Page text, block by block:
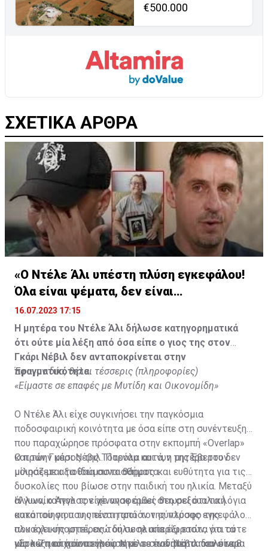
€500.000
ΣΧΕΤΙΚΑ ΑΡΘΡΑ
«Ο Ντέλε Άλι υπέστη πλύση εγκεφάλου!
Όλα είναι ψέματα, δεν είναι
υιοθετημένος»
16.07.2023 17:15
Η μητέρα του Ντέλε Άλι δήλωσε κατηγορηματικά
ότι ούτε μία λέξη από όσα είπε ο γιος της στον
Γκάρι Νέβιλ δεν ανταποκρίνεται στην
πραγματικότητα.
Έφυγαν δύο, θέλει τέσσερις (πληροφορίες)
«Είμαστε σε επαφές με Μυτίδη και Οικονομίδη»
Ο Ντέλε Άλι είχε συγκινήσει την παγκόσμια
ποδοσφαιρική κοινότητα με όσα είπε στη συνέντευξη
που παραχώρησε πρόσφατα στην εκπομπή «Overlap»
και τον Γκάρι Νέβιλ. Παρόλα αυτά, η μητέρα του δεν
μοιράζεται τα ίδια συναισθήματα.
Ο πρώην μέσος της Τότεναμ και νυν της Έβερτον
μίλησε με αξιοθαύμαστο θάρρος και ευθύτητα για τις
δυσκολίες που βίωσε στην παιδική του ηλικία. Μεταξύ
άλλων, ο Άγγλος είχε αναφερθεί στη σεξουαλική
κακοποίηση που υπέστη από τον σύντροφο της
αλκοολικής μητέρας του σε ηλικία έξι ετών, για τα
ναρκωτικά που πουλούσε με το ποδήλατό του στα 8
Η γυναίκα που τον γέννησε όμως θεωρεί ότι τα λόγια
αυτά του γιου της είναι προϊόν της πλύσης εγκεφάλου
που έχει υποστεί, ενώ δήλωσε απερίφραστα ότι ούτε
μία λέξη από όσα είπε ο Ντέλε στον Νέβιλ δεν είναι
«Στα 7 του χρόνια γράφτηκε σε ένα από τα καλύτερα